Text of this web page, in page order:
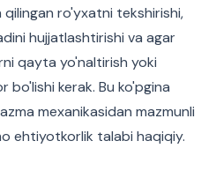
ro'yxatni tekshirishi,
hujjatlashtirishi va agar
qayta yo'naltirish yoki
kerak. Bu ko'pgina
mexanikasidan mazmunli
ehtiyotkorlik talabi haqiqiy.